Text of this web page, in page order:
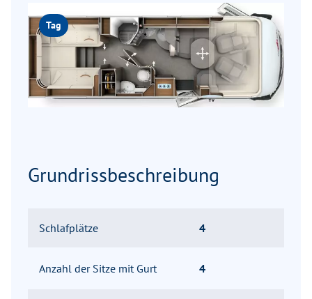
Tag
Grundrissbeschreibung
Schlafplätze 4
Anzahl der Sitze mit Gurt 4